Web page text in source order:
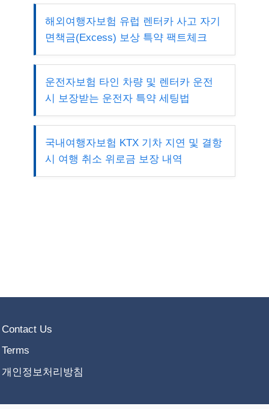
해외여행자보험 유럽 렌터카 사고 자기
면책금(Excess) 보상 특약 팩트체크
운전자보험 타인 차량 및 렌터카 운전
시 보장받는 운전자 특약 세팅법
국내여행자보험 KTX 기차 지연 및 결항
시 여행 취소 위로금 보장 내역
Contact Us
Terms
개인정보처리방침